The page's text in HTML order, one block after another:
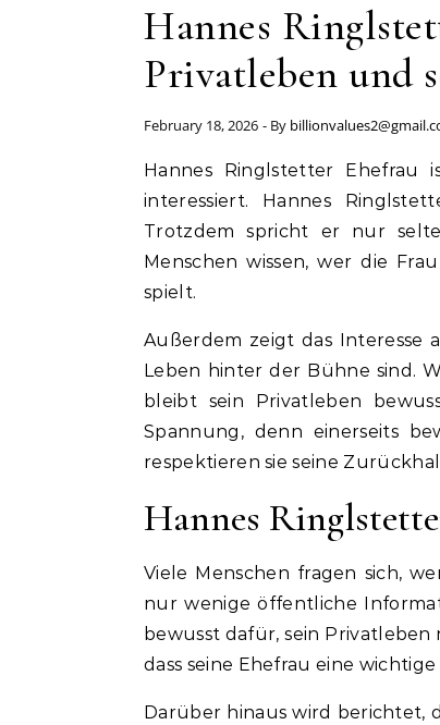
Hannes
Privatleben und
February 18, 2026 - By
Hannes Ringlstetter Ehefrau ist ein Thema, das viele Fans des beliebten Entertainers
interessiert. Hannes
Trotzdem spricht er nur
Menschen wissen, wer die
spielt.
Außerdem zeigt das Interesse
Leben hinter der Bühne sind.
bleibt sein Privatleben
Spannung, denn einerseits
respektieren sie seine
Hannes
Viele Menschen fragen sich,
nur wenige öffentliche
bewusst dafür, sein
dass seine Ehefrau eine
Darüber hinaus wird berichtet,